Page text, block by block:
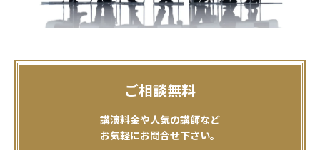
ご相談無料
講演料金や人気の講師など
お気軽にお問合せ下さい。